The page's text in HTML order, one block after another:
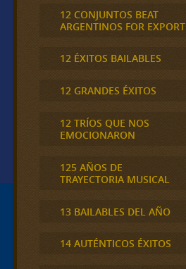
12 CONJUNTOS BEAT
ARGENTINOS FOR EXPORT
12 ÉXITOS BAILABLES
12 GRANDES ÉXITOS
12 TRÍOS QUE NOS
EMOCIONARON
125 AÑOS DE
TRAYECTORIA MUSICAL
13 BAILABLES DEL AÑO
14 AUTÉNTICOS ÉXITOS